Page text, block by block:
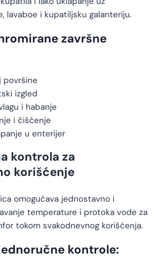
lavaboe i kupatiljsku galanteriju.
završne
površine
izgled
i habanje
i čišćenje
u enterijer
kontrola za
korišćenje
omogućava jednostavno i
temperature i protoka vode za
tokom svakodnevnog korišćenja.
kontrole: